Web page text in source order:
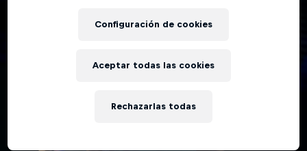
Configuración de cookies
Rechazarlas todas
Aceptar todas las cookies